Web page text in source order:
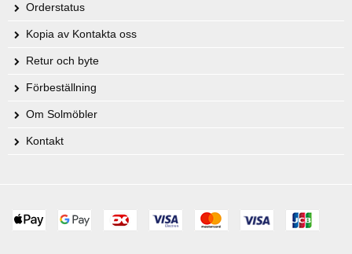
Orderstatus
Kopia av Kontakta oss
Retur och byte
Förbeställning
Om Solmöbler
Kontakt